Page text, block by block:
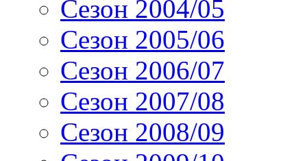
Сезон 2004/05
Сезон 2005/06
Сезон 2006/07
Сезон 2007/08
Сезон 2008/09